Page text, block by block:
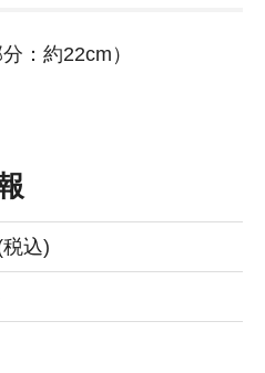
：約22cm）
込)